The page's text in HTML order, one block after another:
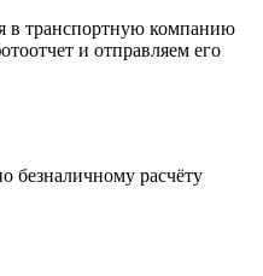
в транспортную компанию
и отправляем его
безналичному расчёту